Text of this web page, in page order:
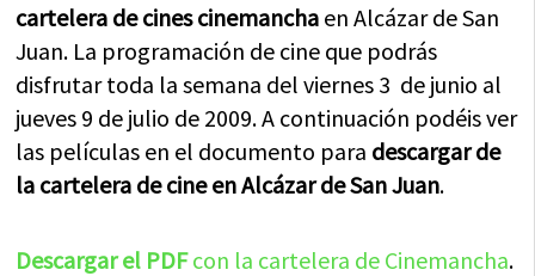
cartelera de cines cinemancha en Alcázar de San
Juan. La programación de cine que podrás
disfrutar toda la semana del viernes 3 de junio al
jueves 9 de julio de 2009. A continuación podéis ver
las películas en el documento para descargar de
la cartelera de cine en Alcázar de San Juan.
Descargar el PDFcon la cartelera de Cinemancha.